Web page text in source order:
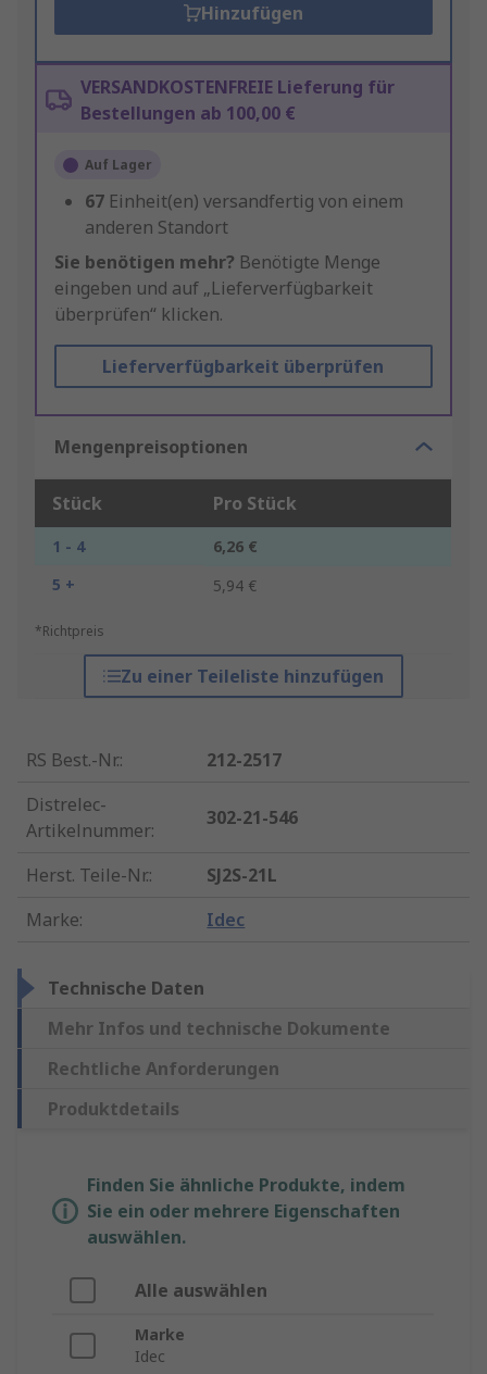
Hinzufügen
VERSANDKOSTENFREIE Lieferung für
Bestellungen ab 100,00 €
Auf Lager
67 Einheit(en) versandfertig von einem
anderen Standort
Sie benötigen mehr? Benötigte Menge
eingeben und auf „Lieferverfügbarkeit
überprüfen“ klicken.
Lieferverfügbarkeit überprüfen
Mengenpreisoptionen
Stück Pro Stück
1 - 4
6,26 €
5 +
5,94 €
*Richtpreis
Zu einer Teileliste hinzufügen
RS Best.-Nr.:
212-2517
Distrelec-
Artikelnummer:
302-21-546
Herst. Teile-Nr.:
SJ2S-21L
Marke: Idec
Technische Daten
Mehr Infos und technische Dokumente
Rechtliche Anforderungen
Produktdetails
Finden Sie ähnliche Produkte, indem
Sie ein oder mehrere Eigenschaften
auswählen.
Alle auswählen
Marke
Idec